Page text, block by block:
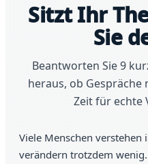
Sitzt Ihr
Sie
Beantworten Sie 9
heraus, ob Gespräche
Zeit für echte
Viele Menschen
verändern trotzdem wenig.